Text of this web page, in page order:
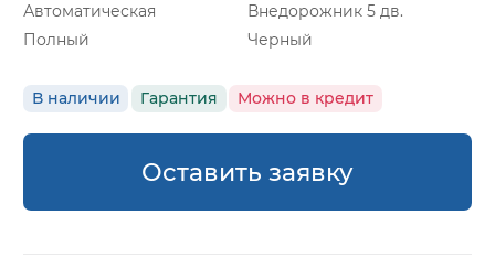
Автоматическая
Внедорожник 5 дв.
Полный
Черный
В наличии Гарантия Можно в кредит
Оставить заявку